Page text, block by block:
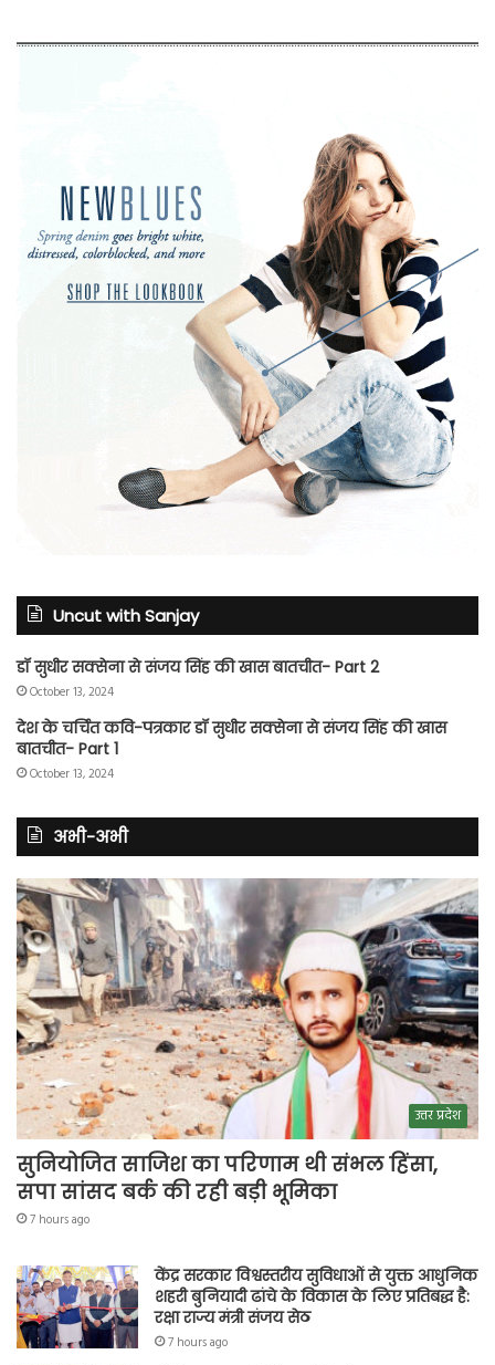
Uncut with Sanjay
डॉ सुधीर सक्सेना से संजय सिंह की खास बातचीत- Part 2
October 13, 2024
देश के चर्चित कवि-पत्रकार डॉ सुधीर सक्सेना से संजय सिंह की खास
बातचीत- Part 1
October 13, 2024
अभी-अभी
उत्तर प्रदेश
सुनियोजित साजिश का परिणाम थी संभल हिंसा,
सपा सांसद बर्क की रही बड़ी भूमिका
7 hours ago
केंद्र सरकार विश्वस्तरीय सुविधाओं से युक्त आधुनिक
शहरी बुनियादी ढांचे के विकास के लिए प्रतिबद्ध है:
रक्षा राज्य मंत्री संजय सेठ
7 hours ago